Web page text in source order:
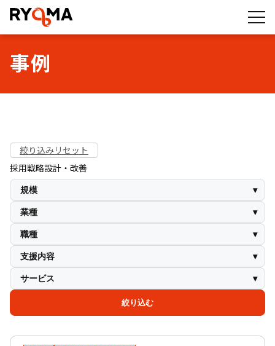
株式会社RYOMA
事例
絞り込みリセット
採用戦略設計・改善
絞り込む
規模
業種
職種
支援内容
サービス
1-30名 31-50名 51～100名 101～300名
301～500名
1000名～
その他（サービス）
IT・テクノロジー
人材・HR
広告・マーケティング
士業（法律・会計・労務）
営業 企画・プロダクト・デザイン
エンジニア
人事バックオフィス
採用ブランディング・集客支援
求人広告運用・媒体改善
採用戦略設計・改善
事業・採用の立上げ支援
採用顧問(採用コンサルティング)